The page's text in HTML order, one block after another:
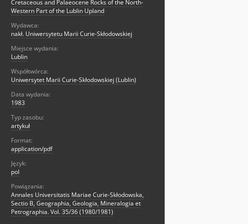
Cretaceous and Palaeocene Rocks of the North-
Western Part of the Lublin Upland
Wydawca:
nakł. Uniwersytetu Marii Curie-Skłodowskiej
Miejsce wydania:
Lublin
Współtwórca:
Uniwersytet Marii Curie-Skłodowskiej (Lublin)
Data wydania:
1983
Typ zasobu:
artykuł
Format:
application/pdf
Język:
pol
Powiązania:
Annales Universitatis Mariae Curie-Skłodowska,
Sectio B, Geographia, Geologia, Mineralogia et
Petrographia. Vol. 35/36 (1980/1981)